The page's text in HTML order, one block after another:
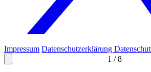
1 /8
Impressum Datenschutzerklärung